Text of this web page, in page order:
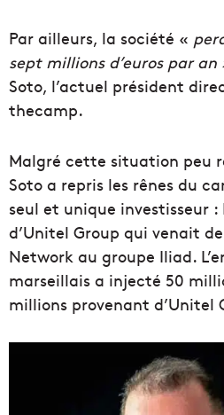
Par ailleurs, la société «
sept millions d’euros par an
Soto, l’actuel président
thecamp.
Malgré cette situation peu
Soto a repris les rênes du
seul et unique investisseur :
d’Unitel Group qui venait
Network au groupe Iliad.
marseillais a injecté 50
millions provenant d’Unitel